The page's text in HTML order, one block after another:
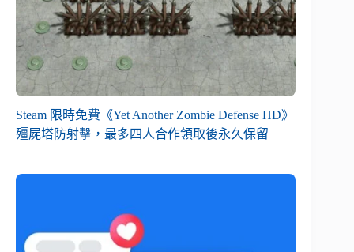
Steam 限時免費《Yet Another Zombie Defense HD》
殭屍塔防射擊，最多四人合作領取後永久保留